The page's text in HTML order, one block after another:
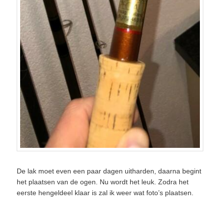
De lak moet even een paar dagen uitharden, daarna begint
het plaatsen van de ogen. Nu wordt het leuk. Zodra het
eerste hengeldeel klaar is zal ik weer wat foto’s plaatsen.